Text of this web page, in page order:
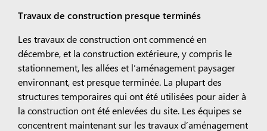
Travaux de construction presque terminés
Les travaux de construction ont commencé en
décembre, et la construction extérieure, y compris le
stationnement, les allées et l’aménagement paysager
environnant, est presque terminée. La plupart des
structures temporaires qui ont été utilisées pour aider à
la construction ont été enlevées du site. Les équipes se
concentrent maintenant sur les travaux d’aménagement